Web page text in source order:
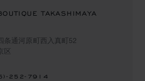
TAKASHIMAYA
条通河原町西入真町52
区
252-7914